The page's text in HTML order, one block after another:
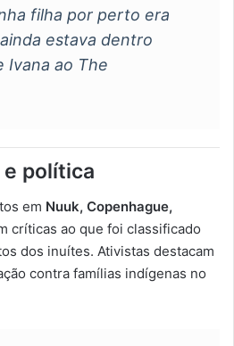
filha por perto era
estava dentro
Ivana ao The
e política
em Nuuk, Copenhague,
críticas ao que foi classificado
dos inuítes. Ativistas destacam
contra famílias indígenas no